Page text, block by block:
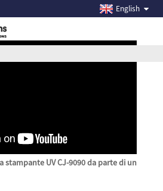
English
stampante UV CJ-9090 da parte di un